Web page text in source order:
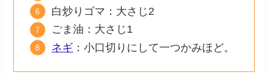
白炒りゴマ：大さじ2
ごま油：大さじ1
ネギ ：小口切りにして一つかみほど。